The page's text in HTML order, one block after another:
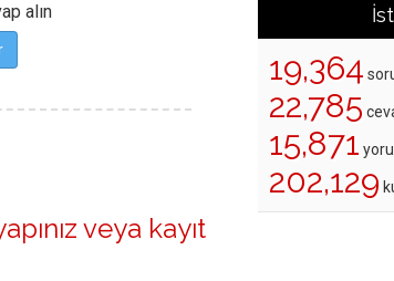
alın
veya kayıt
19,364
22,785
15,871
202,129